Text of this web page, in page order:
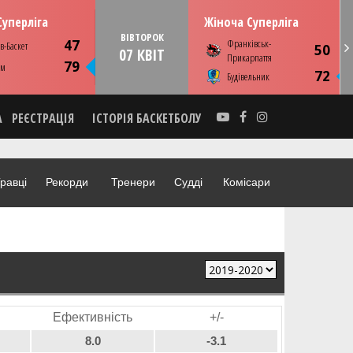
Баскет 47
79
03 квітня
Київ. ПС Венето
Youtube
ВІВТОРОК
07 КВІТ
Жіноча Суперліга
Франківськ-
Прикарпаття
50
Будівельник 72
РЕЄСТРАЦІЯ ІСТОРІЯ БАСКЕТБОЛУ
Рекорди Тренери Судді Комісари
Ефективність +/-
8.0
-3.1